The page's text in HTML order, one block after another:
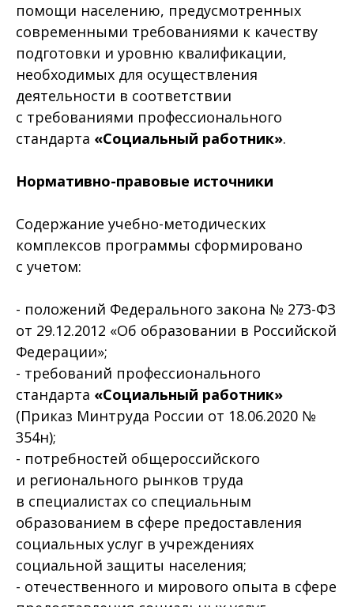
помощи населению, предусмотренных
современными требованиями к качеству
подготовки и уровню квалификации,
необходимых для осуществления
деятельности в соответствии
с требованиями профессионального
стандарта «Социальный работник».
Нормативно-правовые источники
Содержание учебно-методических
комплексов программы сформировано
с учетом:
- положений Федерального закона № 273-ФЗ
от 29.12.2012 «Об образовании в Российской
Федерации»;
- требований профессионального
стандарта «Социальный работник»
(Приказ Минтруда России от 18.06.2020 №
354н);
- потребностей общероссийского
и регионального рынков труда
в специалистах со специальным
образованием в сфере предоставления
социальных услуг в учреждениях
социальной защиты населения;
- отечественного и мирового опыта в сфере